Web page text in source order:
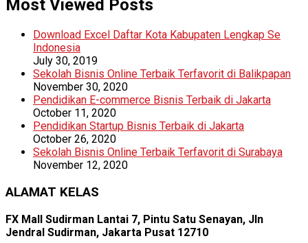
Most Viewed Posts
Download Excel Daftar Kota Kabupaten Lengkap Se
Indonesia
July 30, 2019
Sekolah Bisnis Online Terbaik Terfavorit di Balikpapan
November 30, 2020
Pendidikan E-commerce Bisnis Terbaik di Jakarta
October 11, 2020
Pendidikan Startup Bisnis Terbaik di Jakarta
October 26, 2020
Sekolah Bisnis Online Terbaik Terfavorit di Surabaya
November 12, 2020
ALAMAT KELAS
FX Mall Sudirman Lantai 7, Pintu Satu Senayan, Jln
Jendral Sudirman, Jakarta Pusat 12710